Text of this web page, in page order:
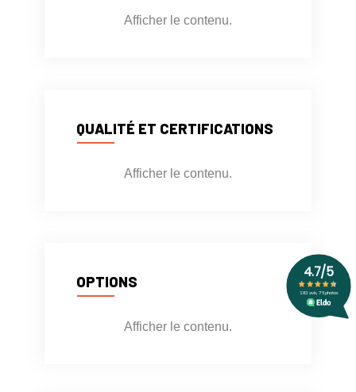
Afficher le contenu.
QUALITÉ ET CERTIFICATIONS
Afficher le contenu.
OPTIONS
Afficher le contenu.